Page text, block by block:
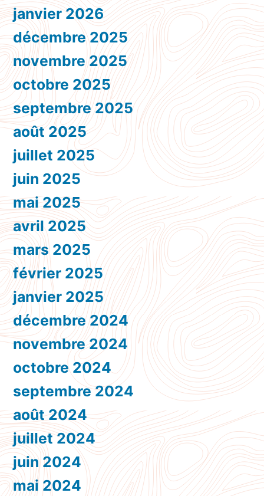
janvier 2026
décembre 2025
novembre 2025
octobre 2025
septembre 2025
août 2025
juillet 2025
juin 2025
mai 2025
avril 2025
mars 2025
février 2025
janvier 2025
décembre 2024
novembre 2024
octobre 2024
septembre 2024
août 2024
juillet 2024
juin 2024
mai 2024